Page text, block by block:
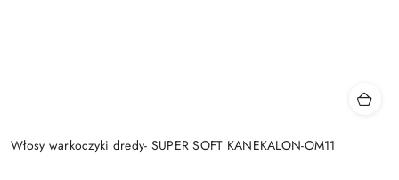
Włosy warkoczyki dredy- SUPER SOFT KANEKALON-OM11